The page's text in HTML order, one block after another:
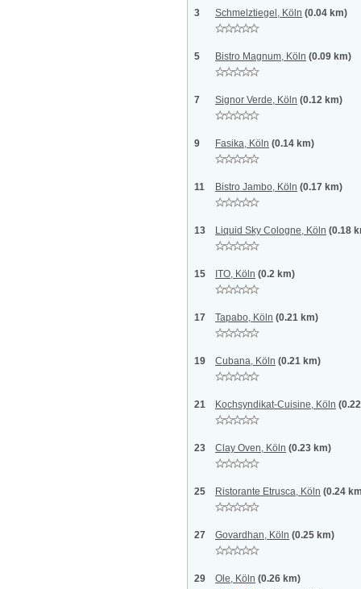
3 Schmelztiegel, Köln (0.04 km)
5 Bistro Magnum, Köln (0.09 km)
7 Signor Verde, Köln (0.12 km)
9 Fasika, Köln (0.14 km)
11 Bistro Jambo, Köln (0.17 km)
13 Liquid Sky Cologne, Köln (0.18
15 ITO, Köln (0.2 km)
17 Tapabo, Köln (0.21 km)
19 Cubana, Köln (0.21 km)
21 Kochsyndikat-Cuisine, Köln
23 Clay Oven, Köln (0.23 km)
25 Ristorante Etrusca, Köln (0.24
27 Govardhan, Köln (0.25 km)
29 Ole, Köln (0.26 km)